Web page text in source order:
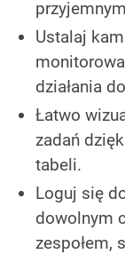
Ustalaj
działania
Łatwo
zadań
tabeli.
Loguj się
dowolnym
zespołem,